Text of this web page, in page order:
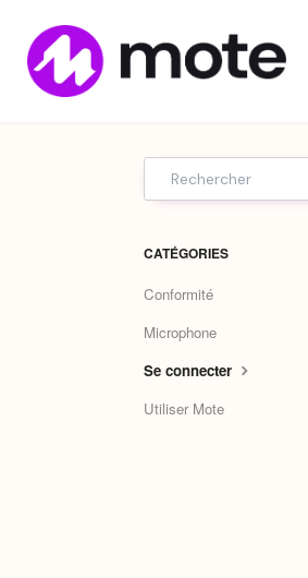
CATÉGORIES
Conformité
Microphone
Se connecter
Utiliser Mote